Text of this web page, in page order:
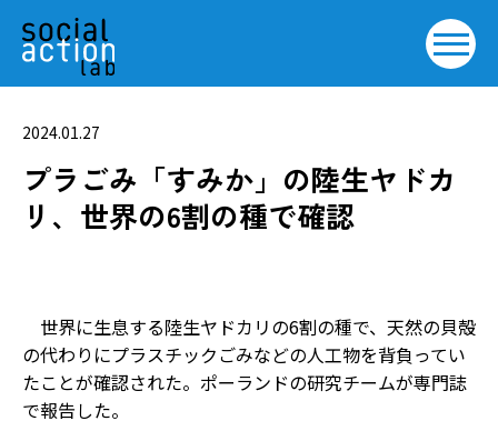
2024.01.27
プラごみ「すみか」の陸生ヤドカ
リ、世界の6割の種で確認
世界に生息する陸生ヤドカリの6割の種で、天然の貝殻
の代わりにプラスチックごみなどの人工物を背負ってい
たことが確認された。ポーランドの研究チームが専門誌
で報告した。